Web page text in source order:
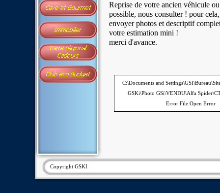
Reprise de votre ancien véhicule
possible, nous consulter ! pour
envoyer photos et descriptif
votre estimation mini !
merci d'avance.
C:\Documents and
GSKi\Photo GSi\VENDU\Alfa
Error File Open Error
Copyright GSKI